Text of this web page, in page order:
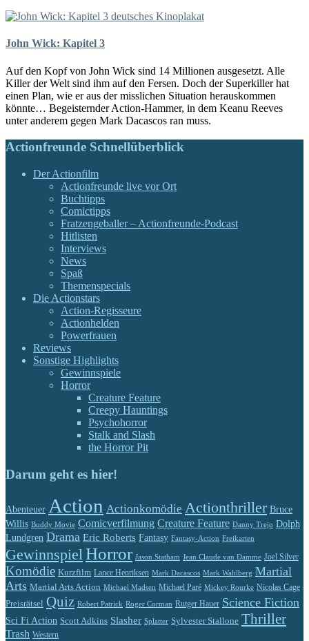
John Wick: Kapitel 3
Auf den Kopf von John Wick sind 14 Millionen ausgesetzt. Alle
Killer der Welt sind ihm auf den Fersen. Doch der Superkiller hat
einen Plan, wie er aus der misslichen Situation herauskommen
könnte… Begeisternder Action-Hammer, in dem Keanu Reeves
unter anderem gegen Mark Dacascos ran muss.
Actionfreunde Schnellüberblick
Der Actionfilm
Actionfreunde live vor Ort
Buchtipps
Comictipps
Fratzengeballer – Actionfreunde-Podcast
Hitlisten
Interviews
News
Spaß
Themenspecials
Die Actionstars
Action-Regisseure
Actionhelden
Powerfrauen
Reviews
Sonstige Highlights
Gewinnspiele
Horror
Creature Feature
Creepy Hauntings
Psychohorror
Stalk and Slash
the Horror Pit
Darum geht es hier!
Abenteuer Action Actionkomödie Actionthriller Bruce
Willis Buddy Movie Comicverfilmung Creature Feature Danny Trejo Dolph
Lundgren Drama Eric Roberts Fantasy Fantasy-Action Freikarten
GewinnspielHorror Jason Statham Jean Claude van Damme Joel Silver
Komödie Kurzfilm Lance Henriksen Mark Dacascos Mark Wahlberg Martial
Arts Martial Arts Action Michael Madsen Michael Paré Mickey Rourke Nicolas Cage
Preisrätsel Quiz Robert Patrick Roger Corman Rutger Hauer Science Fiction
Sci Fi Action Scott Adkins Slasher Splatter Sylvester Stallone Thriller
Trash Western